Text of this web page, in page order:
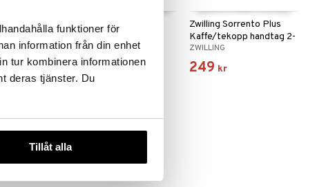
funktioner för
information från din enhet
tur kombinera informationen
deras tjänster. Du
Tillåt alla
Latte
2-pack
Zwilling Sorrento Plus
pack
ZWILLING
299 kr
Zwilling Sorrento Plus
Kaffe/tekopp handtag 2-
pack
ZWILLING
249 kr